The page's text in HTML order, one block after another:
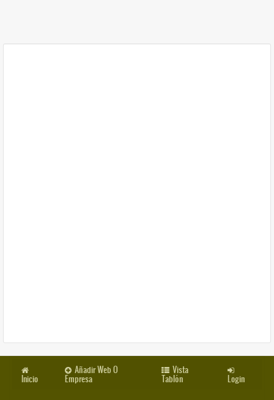
Inicio
Añadir Web O
Empresa
Vista
Tablón Login